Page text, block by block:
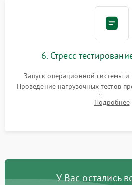
6. Стресс-
Запуск операционной системы и
Проведение нагрузочных тестов
для контроля температур. Проверка
USB-портов, аудиовыходов и
Подробнее
У Вас остались